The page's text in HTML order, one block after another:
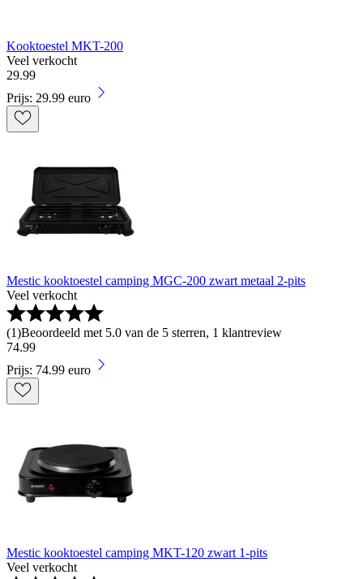
Kooktoestel MKT-200
Veel verkocht
29.99
Prijs: 29.99 euro
Mestic kooktoestel camping MGC-200 zwart metaal 2-pits
Veel verkocht
(1)Beoordeeld met 5.0 van de 5 sterren, 1 klantreview
74.99
Prijs: 74.99 euro
Mestic kooktoestel camping MKT-120 zwart 1-pits
Veel verkocht